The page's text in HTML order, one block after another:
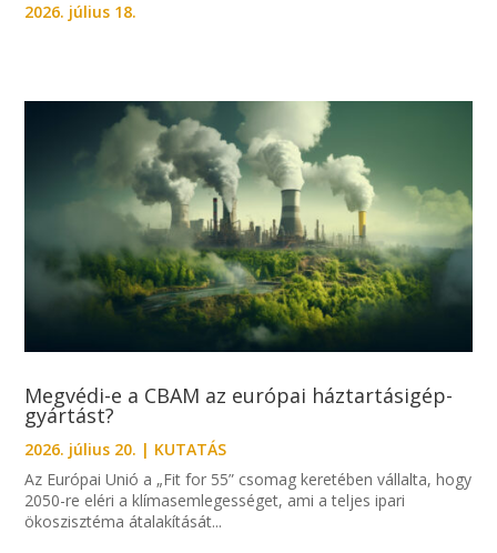
2026. július 18.
Megvédi-e a CBAM az európai háztartásigép-
gyártást?
2026. július 20. | KUTATÁS
Az Európai Unió a „Fit for 55” csomag keretében vállalta, hogy
2050-re eléri a klímasemlegességet, ami a teljes ipari
ökoszisztéma átalakítását...